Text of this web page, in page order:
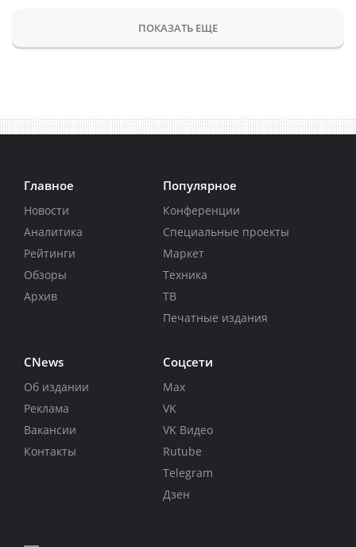
ПОКАЗАТЬ ЕЩЕ
Главное
Новости
Аналитика
Рейтинги
Обзоры
Архив
Популярное
Конференции
Специальные проекты
Маркет
Техника
ТВ
Печатные издания
CNews
Об издании
Реклама
Вакансии
Контакты
Соцсети
Max
VK
VK Видео
Rutube
Telegram
Дзен